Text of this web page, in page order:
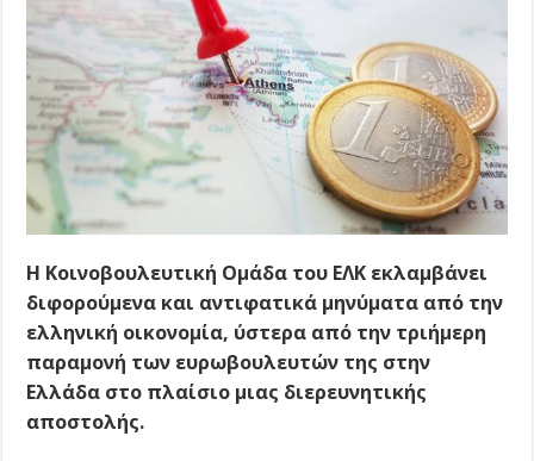
Η Κοινοβουλευτική Ομάδα του ΕΛΚ εκλαμβάνει
διφορούμενα και αντιφατικά μηνύματα από την
ελληνική οικονομία, ύστερα από την τριήμερη
παραμονή των ευρωβουλευτών της στην
Ελλάδα στο πλαίσιο μιας διερευνητικής
αποστολής.